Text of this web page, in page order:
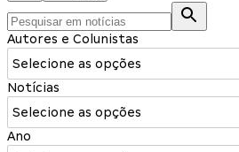
Autores e Colunistas
Selecione as opções
Notícias
Selecione as opções
Ano